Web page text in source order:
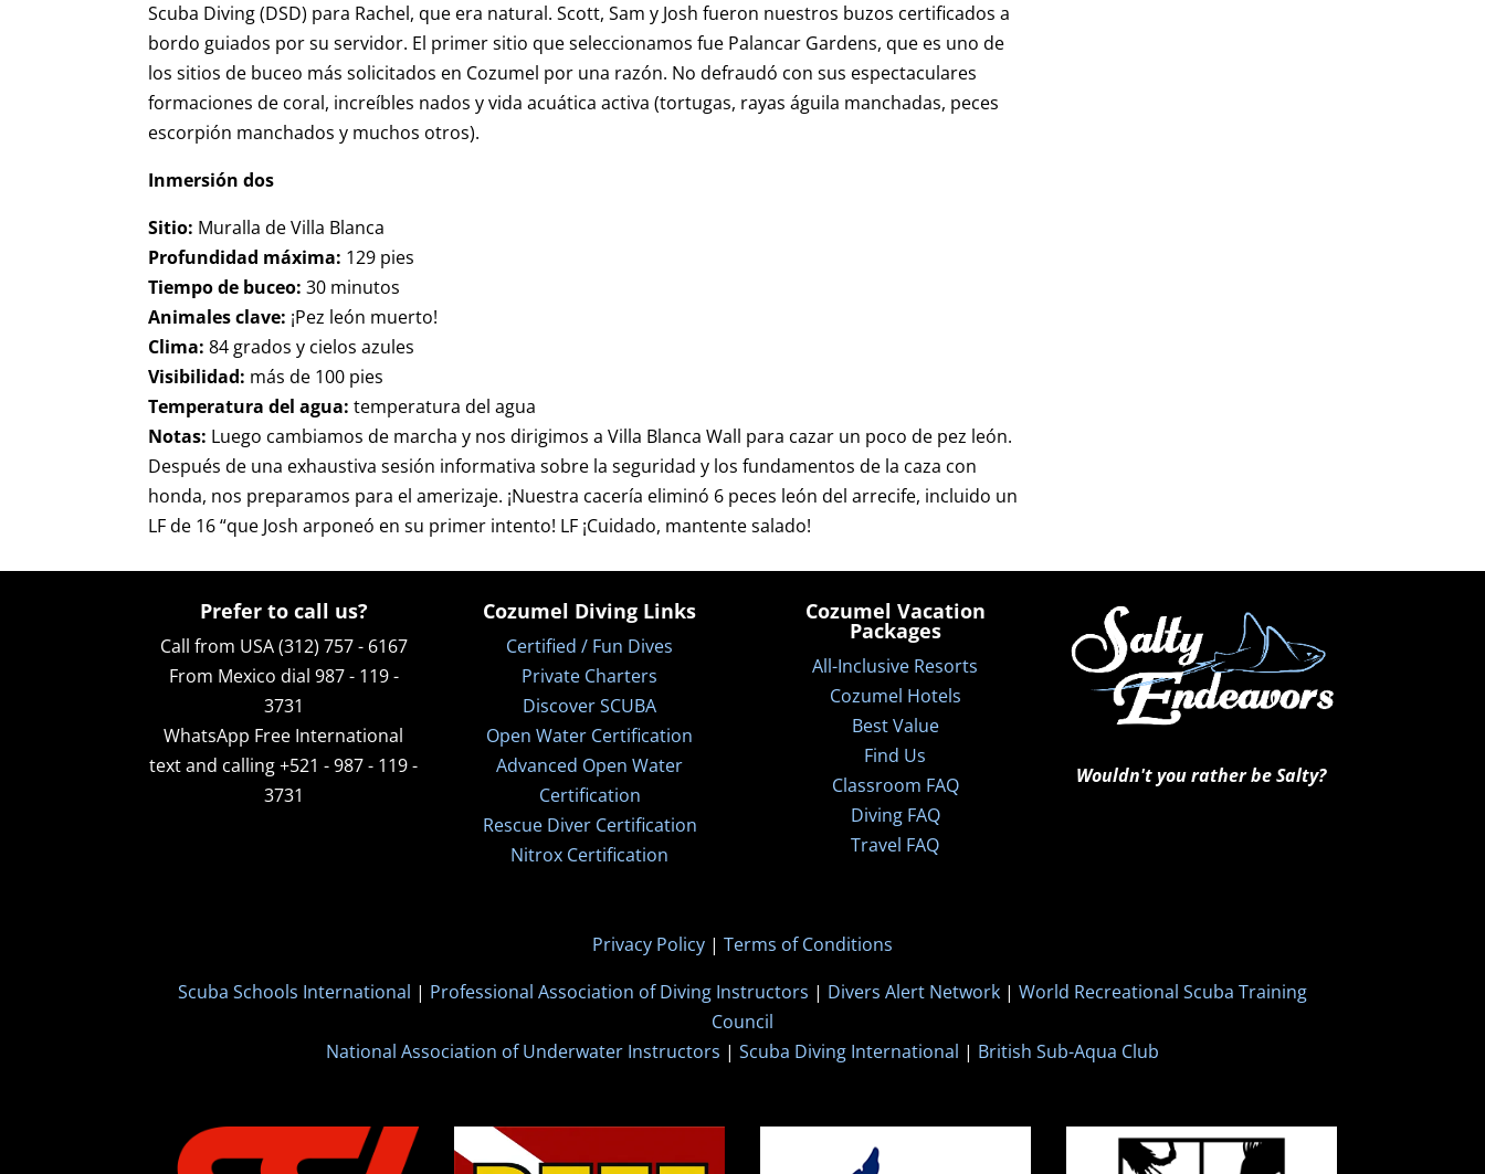
Scuba Diving (DSD) para Rachel, que era natural. Scott, Sam y Josh fueron nuestros buzos certificados a
bordo guiados por su servidor. El primer sitio que seleccionamos fue Palancar Gardens, que es uno de
los sitios de buceo más solicitados en Cozumel por una razón. No defraudó con sus espectaculares
formaciones de coral, increíbles nados y vida acuática activa (tortugas, rayas águila manchadas, peces
escorpión manchados y muchos otros).
Inmersión dos
Sitio: Muralla de Villa Blanca
Profundidad máxima: 129 pies
Tiempo de buceo: 30 minutos
Animales clave: ¡Pez león muerto!
Clima: 84 grados y cielos azules
Visibilidad: más de 100 pies
Temperatura del agua: temperatura del agua
Notas: Luego cambiamos de marcha y nos dirigimos a Villa Blanca Wall para cazar un poco de pez león.
Después de una exhaustiva sesión informativa sobre la seguridad y los fundamentos de la caza con
honda, nos preparamos para el amerizaje. ¡Nuestra cacería eliminó 6 peces león del arrecife, incluido un
LF de 16 “que Josh arponeó en su primer intento! LF ¡Cuidado, mantente salado!
Prefer to call us?
Call from USA (312) 757 - 6167
From Mexico dial 987 - 119 -
3731
WhatsApp Free International
text and calling +521 - 987 - 119 -
3731
Cozumel Diving Links
Certified / Fun Dives
Private Charters
Discover SCUBA
Open Water Certification
Advanced Open Water
Certification
Rescue Diver Certification
Nitrox Certification
Cozumel Vacation
Packages
All-Inclusive Resorts
Cozumel Hotels
Best Value
Find Us
Classroom FAQ
Diving FAQ
Travel FAQ
Wouldn't you rather be Salty?
Privacy Policy | Terms of Conditions
Scuba Schools International | Professional Association of Diving Instructors | Divers Alert Network | World Recreational Scuba Training
Council
National Association of Underwater Instructors | Scuba Diving International | British Sub-Aqua Club